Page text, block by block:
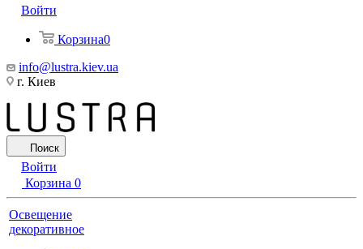
Войти
Корзина0
info@lustra.kiev.ua
г. Киев
Поиск
Войти
Корзина 0
Освещение
декоративное